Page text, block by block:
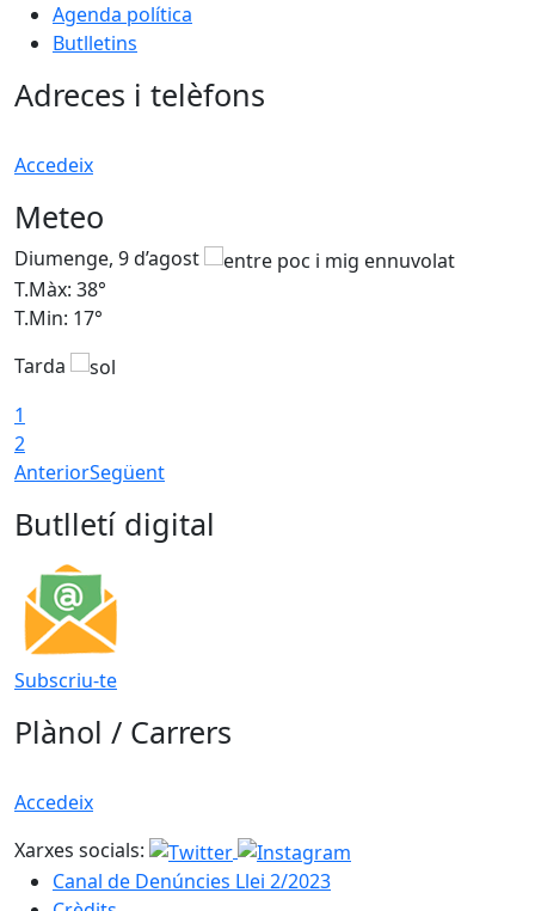
Agenda política
Butlletins
Adreces i telèfons
Accedeix
Meteo
Diumenge, 9 d’agost
T.Màx: 38°
T.Min: 17°
Tarda
1
2
AnteriorSegüent
Butlletí digital
Subscriu-te
Plànol / Carrers
Accedeix
Xarxes socials:
Canal de Denúncies Llei 2/2023